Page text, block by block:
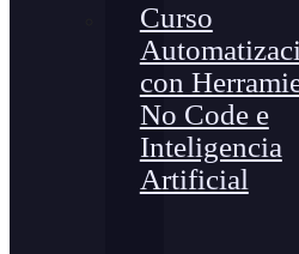
Curso
con
No Code e
Inteligencia
Artificial